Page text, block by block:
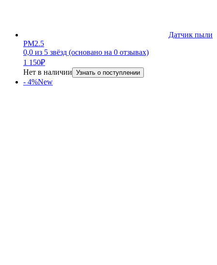
Датчик пыли
PM2.5
0,0 из 5 звёзд (основано на 0 отзывах)
1 150₽
Нет в наличии Узнать о поступлении
- 4%New